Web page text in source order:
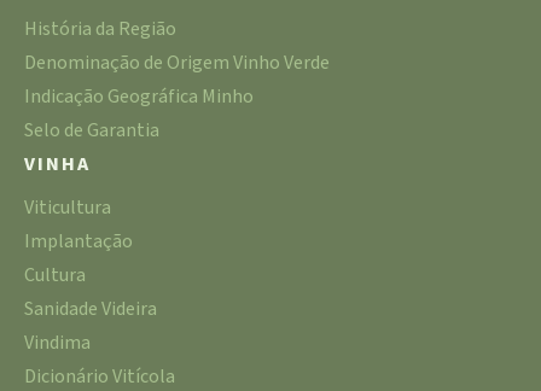
História da Região
Denominação de Origem Vinho Verde
Indicação Geográfica Minho
Selo de Garantia
VINHA
Viticultura
Implantação
Cultura
Sanidade Videira
Vindima
Dicionário Vitícola